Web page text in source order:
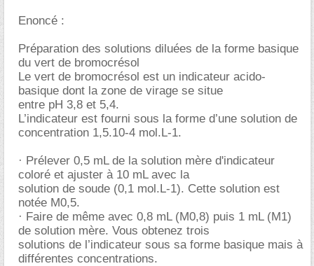
Enoncé :
Préparation des solutions diluées de la forme basique
du vert de bromocrésol
Le vert de bromocrésol est un indicateur acido-
basique dont la zone de virage se situe
entre pH 3,8 et 5,4.
L’indicateur est fourni sous la forme d’une solution de
concentration 1,5.10-4 mol.L-1.
· Prélever 0,5 mL de la solution mère d'indicateur
coloré et ajuster à 10 mL avec la
solution de soude (0,1 mol.L-1). Cette solution est
notée M0,5.
· Faire de même avec 0,8 mL (M0,8) puis 1 mL (M1)
de solution mère. Vous obtenez trois
solutions de l’indicateur sous sa forme basique mais à
différentes concentrations.